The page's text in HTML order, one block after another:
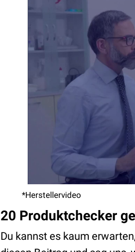
*Herstellervideo
20 Produktchecker
Du kannst es kaum